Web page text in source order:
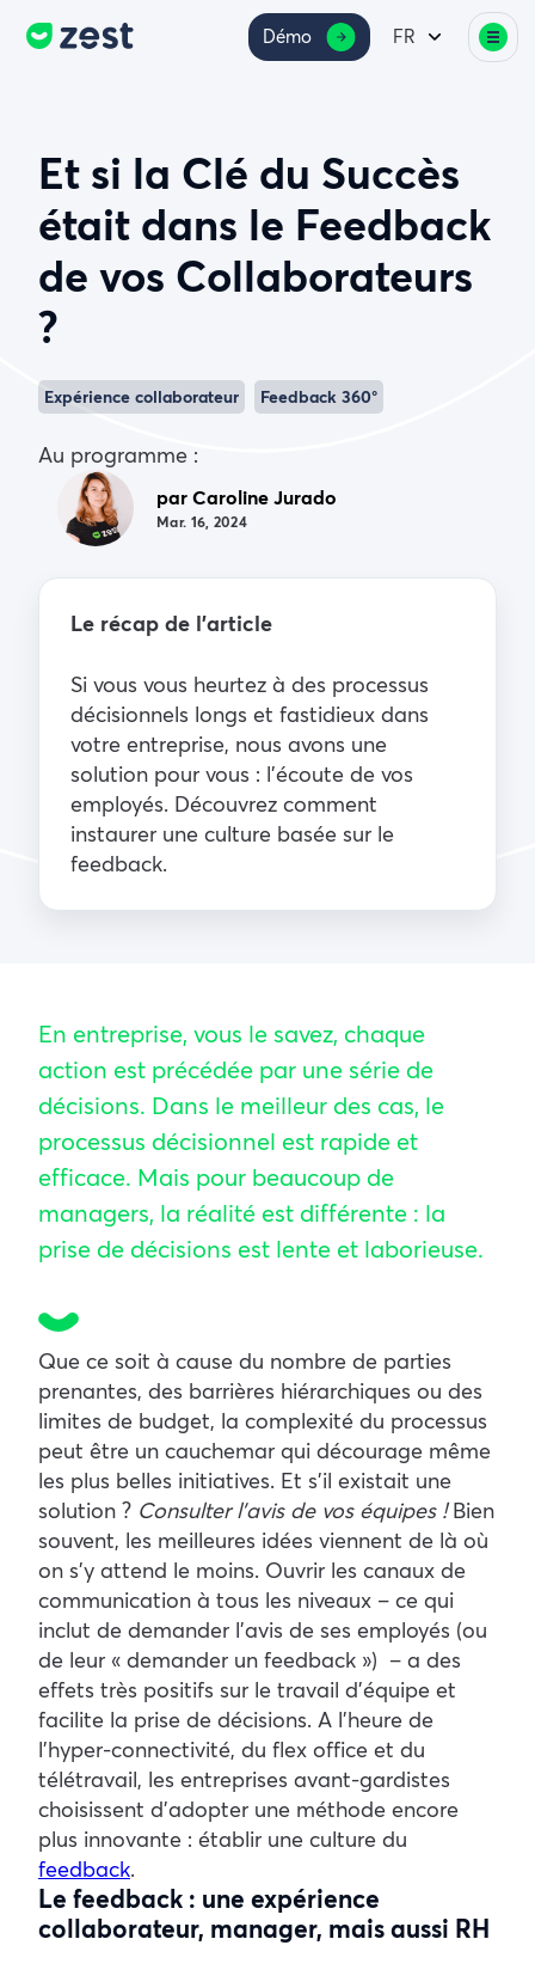
Démo FR
Et si la Clé du Succès
était dans le Feedback
de vos Collaborateurs
?
Expérience collaborateur Feedback 360°
Au programme :
par Caroline Jurado
Mar. 16, 2024
Le récap de l’article
Si vous vous heurtez à des processus
décisionnels longs et fastidieux dans
votre entreprise, nous avons une
solution pour vous : l’écoute de vos
employés. Découvrez comment
instaurer une culture basée sur le
feedback.
En entreprise, vous le savez, chaque
action est précédée par une série de
décisions. Dans le meilleur des cas, le
processus décisionnel est rapide et
efficace. Mais pour beaucoup de
managers, la réalité est différente : la
prise de décisions est lente et laborieuse.
Que ce soit à cause du nombre de parties
prenantes, des barrières hiérarchiques ou des
limites de budget, la complexité du processus
peut être un cauchemar qui décourage même
les plus belles initiatives. Et s’il existait une
solution ? Consulter l’avis de vos équipes !Bien
souvent, les meilleures idées viennent de là où
on s’y attend le moins. Ouvrir les canaux de
communication à tous les niveaux – ce qui
inclut de demander l’avis de ses employés (ou
de leur « demander un feedback ») – a des
effets très positifs sur le travail d’équipe et
facilite la prise de décisions. A l’heure de
l’hyper-connectivité, du flex office et du
télétravail, les entreprises avant-gardistes
choisissent d’adopter une méthode encore
plus innovante : établir une culture du
feedback.
Le feedback : une expérience
collaborateur, manager, mais aussi RH